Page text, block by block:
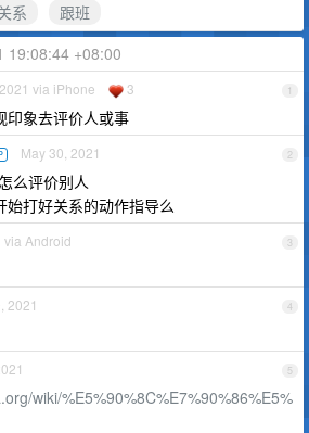
系
跟班
19:08:44 +08:00
1
via iPhone 3
印象去评价人或事
2
May 30, 2021
么评价别人
始打好关系的动作指导么
3
via Android
4
2021
5
wiki/%E5%90%8C%E7%90%86%E5%